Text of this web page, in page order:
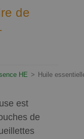
de
HE > Huile
est
de